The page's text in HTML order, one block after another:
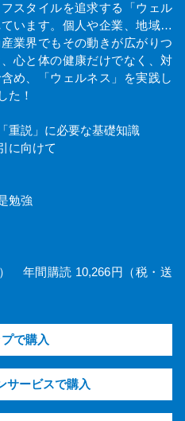
スタイルを追求する「ウェル
います。個人や企業、地域…
業界でもその動きが広がりつ
心と体の健康だけでなく、対
め、「ウェルネス」を実践し
た！
重説」に必要な基礎知識
に向けて
勉強
年間購読 10,266円（税・送
で購入
サービスで購入